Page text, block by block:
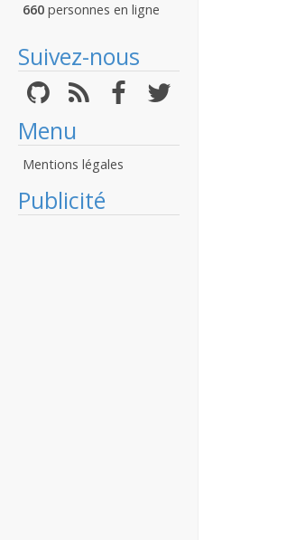
660 personnes en ligne
Suivez-nous
Menu
Mentions légales
Publicité